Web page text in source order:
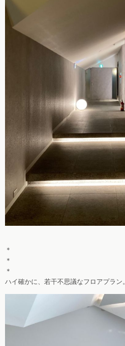
＊
＊
＊
ハイ確かに、若干不思議なフロアプラン。